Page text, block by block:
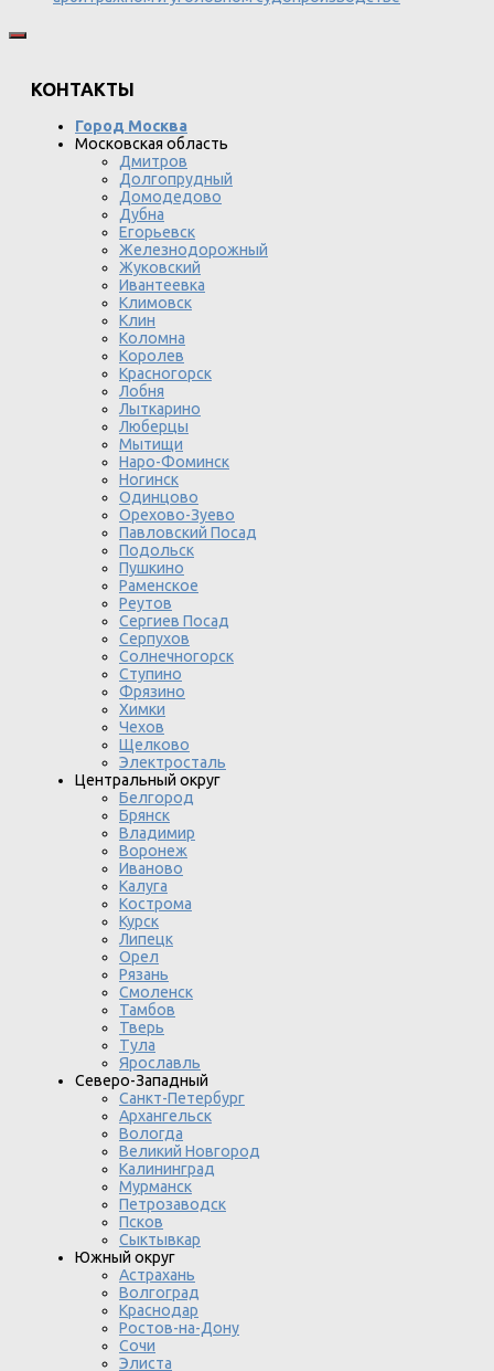
КОНТАКТЫ
Город Москва
Московская область
Дмитров
Долгопрудный
Домодедово
Дубна
Егорьевск
Железнодорожный
Жуковский
Ивантеевка
Климовск
Клин
Коломна
Королев
Красногорск
Лобня
Лыткарино
Люберцы
Мытищи
Наро-Фоминск
Ногинск
Одинцово
Орехово-Зуево
Павловский Посад
Подольск
Пушкино
Раменское
Реутов
Сергиев Посад
Серпухов
Солнечногорск
Ступино
Фрязино
Химки
Чехов
Щелково
Электросталь
Центральный округ
Белгород
Брянск
Владимир
Воронеж
Иваново
Калуга
Кострома
Курск
Липецк
Орел
Рязань
Смоленск
Тамбов
Тверь
Тула
Ярославль
Северо-Западный
Санкт-Петербург
Архангельск
Вологда
Великий Новгород
Калининград
Мурманск
Петрозаводск
Псков
Сыктывкар
Южный округ
Астрахань
Волгоград
Краснодар
Ростов-на-Дону
Сочи
Элиста